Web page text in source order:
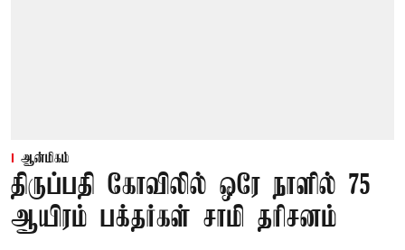
ஆன்மிகம்
திருப்பதி கோவிலில் ஒரே நாளில் 75
ஆயிரம் பக்தர்கள் சாமி தரிசனம்